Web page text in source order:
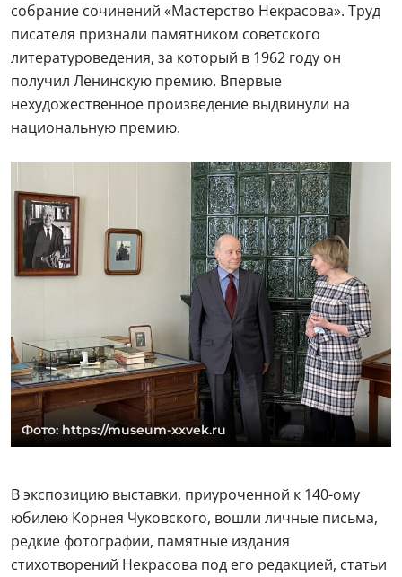
собрание сочинений «Мастерство Некрасова». Труд
писателя признали памятником советского
литературоведения, за который в 1962 году он
получил Ленинскую премию. Впервые
нехудожественное произведение выдвинули на
национальную премию.
Фото: https://museum-xxvek.ru
В экспозицию выставки, приуроченной к 140-ому
юбилею Корнея Чуковского, вошли личные письма,
редкие фотографии, памятные издания
стихотворений Некрасова под его редакцией, статьи